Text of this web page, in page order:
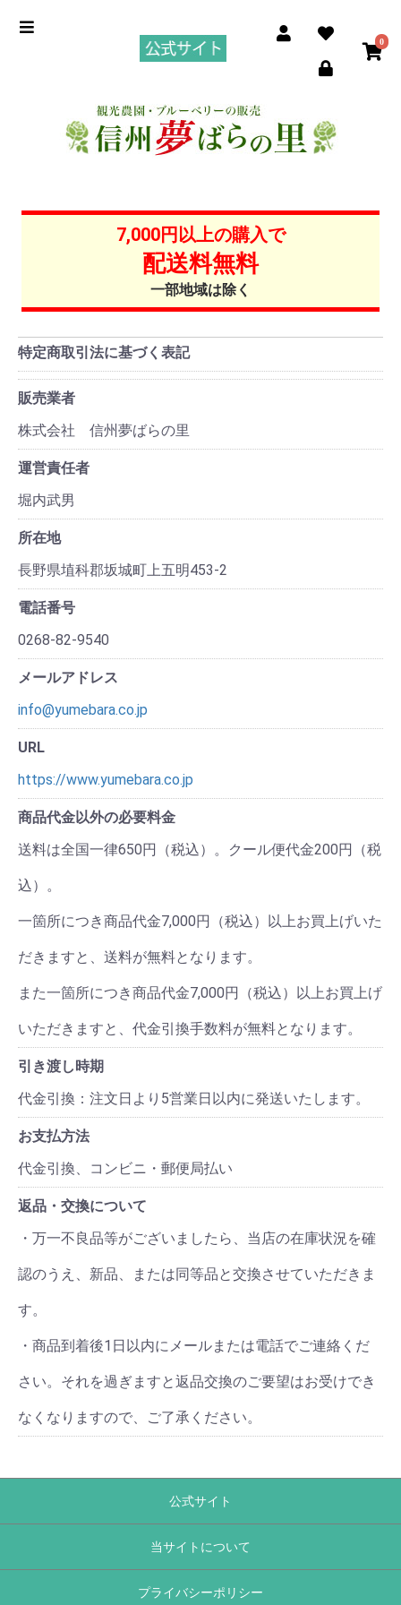
0
7,000円以上の購入で
配送料無料
一部地域は除く
特定商取引法に基づく表記
販売業者
株式会社 信州夢ばらの里
運営責任者
堀内武男
所在地
長野県埴科郡坂城町上五明453-2
電話番号
0268-82-9540
メールアドレス
info@yumebara.co.jp
URL
https://www.yumebara.co.jp
商品代金以外の必要料金
送料は全国一律650円（税込）。クール便代金200円（税
込）。
一箇所につき商品代金7,000円（税込）以上お買上げいた
だきますと、送料が無料となります。
また一箇所につき商品代金7,000円（税込）以上お買上げ
いただきますと、代金引換手数料が無料となります。
引き渡し時期
代金引換：注文日より5営業日以内に発送いたします。
お支払方法
代金引換、コンビニ・郵便局払い
返品・交換について
・万一不良品等がございましたら、当店の在庫状況を確
認のうえ、新品、または同等品と交換させていただきま
す。
・商品到着後1日以内にメールまたは電話でご連絡くだ
さい。それを過ぎますと返品交換のご要望はお受けでき
なくなりますので、ご了承ください。
公式サイト
当サイトについて
プライバシーポリシー